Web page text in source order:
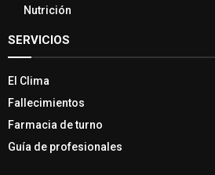
Nutrición
SERVICIOS
El Clima
Fallecimientos
Farmacia de turno
Guía de profesionales